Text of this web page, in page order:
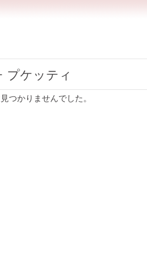
プケッティ
つかりませんでした。